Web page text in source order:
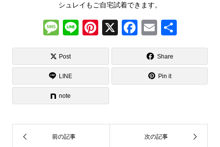
シュレイもご自宅試着できます。
M
e
ss
a
g
e
Li
n
Pi
nt
st
X
F
a
c
e
b
o
k
E
m
ail
有
Post Share
LINE Pin it
note